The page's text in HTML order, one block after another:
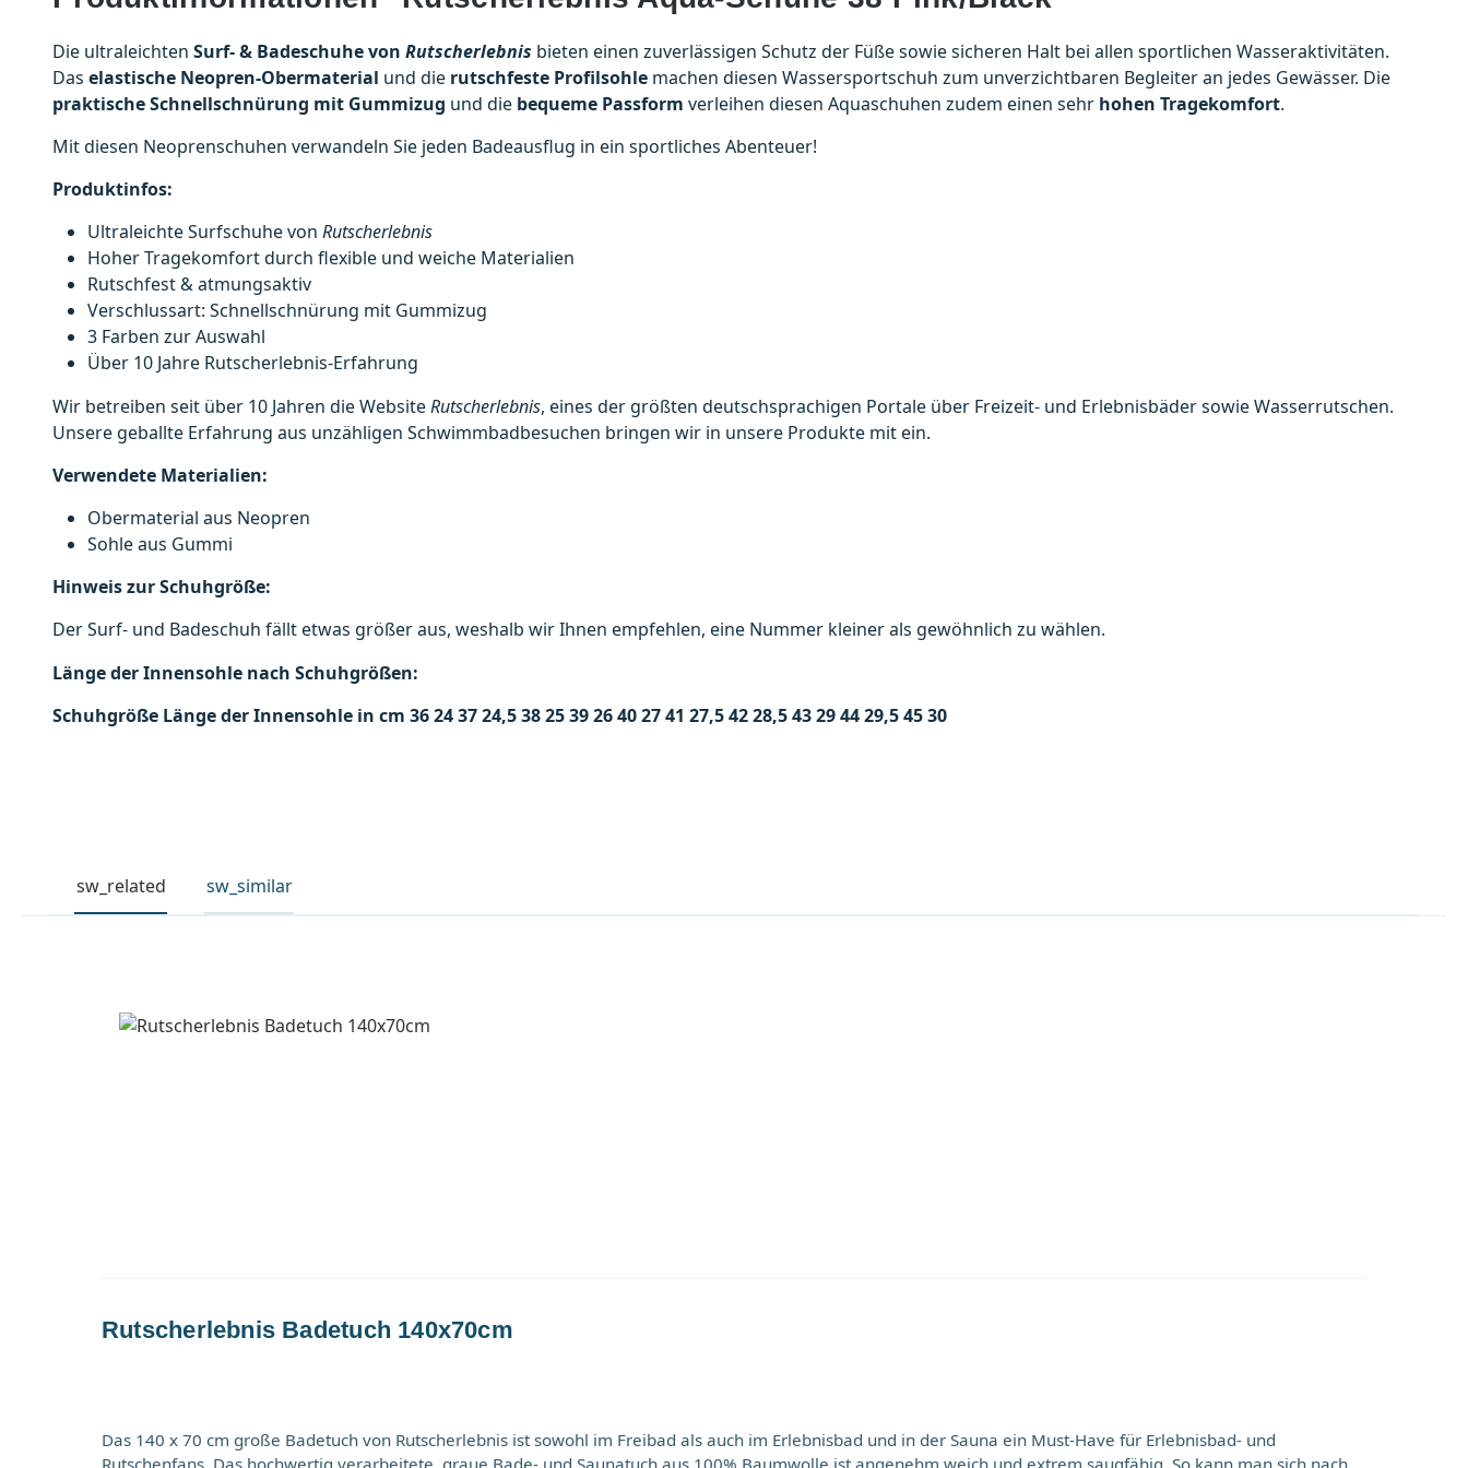
Die ultraleichten Surf- & Badeschuhe von Rutscherlebnis bieten einen zuverlässigen Schutz der Füße sowie sicheren Halt bei allen sportlichen Wasseraktivitäten.
Das elastische Neopren-Obermaterial und die rutschfeste Profilsohle machen diesen Wassersportschuh zum unverzichtbaren Begleiter an jedes Gewässer. Die
praktische Schnellschnürung mit Gummizug und die bequeme Passform verleihen diesen Aquaschuhen zudem einen sehr hohen Tragekomfort.
Mit diesen Neoprenschuhen verwandeln Sie jeden Badeausflug in ein sportliches Abenteuer!
Produktinfos:
Ultraleichte Surfschuhe von Rutscherlebnis
Hoher Tragekomfort durch flexible und weiche Materialien
Rutschfest & atmungsaktiv
Verschlussart: Schnellschnürung mit Gummizug
3 Farben zur Auswahl
Über 10 Jahre Rutscherlebnis-Erfahrung
Wir betreiben seit über 10 Jahren die WebsiteRutscherlebnis, eines der größten deutschsprachigen Portale über Freizeit- und Erlebnisbäder sowie Wasserrutschen.
Unsere geballte Erfahrung aus unzähligen Schwimmbadbesuchen bringen wir in unsere Produkte mit ein.
Verwendete Materialien:
Obermaterial aus Neopren
Sohle aus Gummi
Hinweis zur Schuhgröße:
Der Surf- und Badeschuh fällt etwas größer aus, weshalb wir Ihnen empfehlen, eine Nummer kleiner als gewöhnlich zu wählen.
Länge der Innensohle nach Schuhgrößen:
Schuhgröße Länge der Innensohle in cm 36243724,538253926402741 27,54228,543294429,54530
sw_related sw_similar
Rutscherlebnis Badetuch 140x70cm
Das 140 x 70 cm große Badetuch von Rutscherlebnis ist sowohl im Freibad als auch im Erlebnisbad und in der Sauna ein Must-Have für Erlebnisbad- und
Rutschenfans. Das hochwertig verarbeitete, graue Bade- und Saunatuch aus 100% Baumwolle ist angenehm weich und extrem saugfähig. So kann man sich nach